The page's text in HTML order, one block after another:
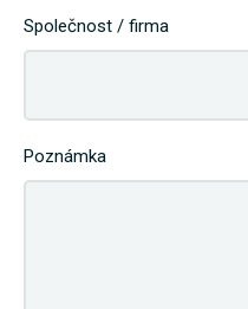
Společnost / firma
Poznámka